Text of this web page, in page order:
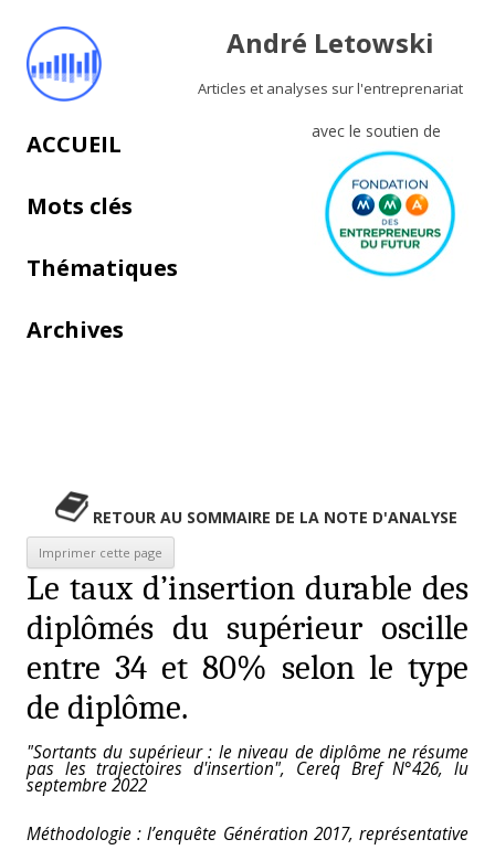
André Letowski
Articles et analyses sur l'entreprenariat
avec le soutien de
Aller au contenu principal
ACCUEIL
Mots clés
Thématiques
Archives
RETOUR AU SOMMAIRE DE LA NOTE D'ANALYSE
Le taux d’insertion durable des
diplômés du supérieur oscille
entre 34 et 80% selon le type
de diplôme.
"Sortants du supérieur : le niveau de diplôme ne résume
pas les trajectoires d'insertion", Cereq Bref N°426, lu
septembre 2022
Méthodologie : l’enquête Génération 2017, représentative